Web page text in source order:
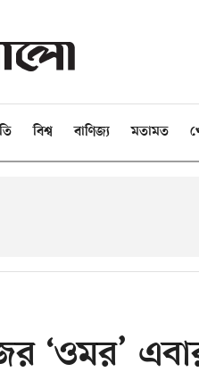
বিশ্ব বাণিজ্য মতামত
‘ওমর’